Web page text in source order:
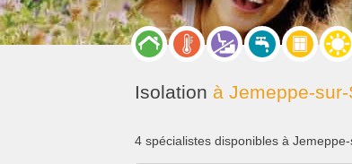
Isolation à Jemeppe-
4 spécialistes disponibles à